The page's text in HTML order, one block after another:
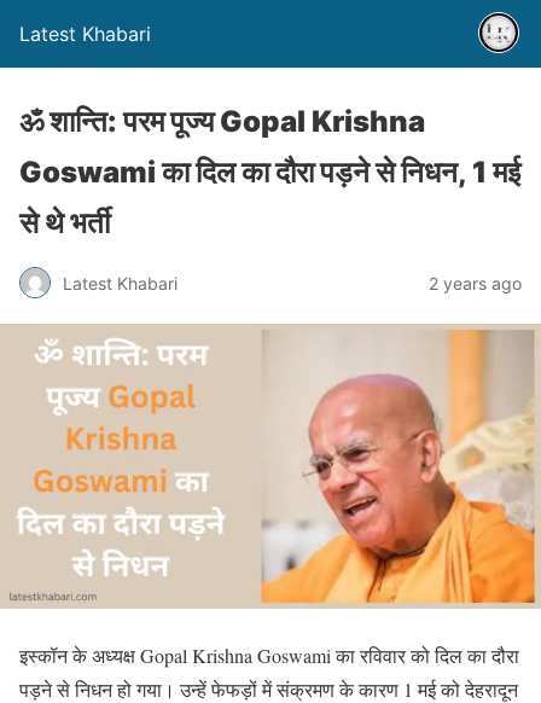
Latest Khabari
ॐ शान्ति: परम पूज्य Gopal Krishna
Goswami का दिल का दौरा पड़ने से निधन, 1 मई
से थे भर्ती
Latest Khabari 2 years ago
इस्कॉन के अध्यक्ष Gopal Krishna Goswami का रविवार को दिल का दौरा
पड़ने से निधन हो गया। उन्हें फेफड़ों में संक्रमण के कारण 1 मई को देहरादून